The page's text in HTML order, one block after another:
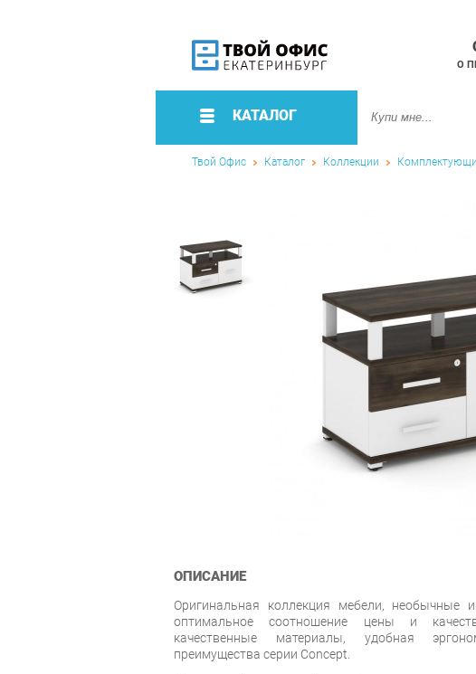
О
КАТАЛОГ
Твой Офис Каталог Коллекции
ОПИСАНИЕ
Оригинальная коллекция мебели, необычные
оптимальное соотношение цены и
качественные материалы, удобная
преимущества серии Concept.